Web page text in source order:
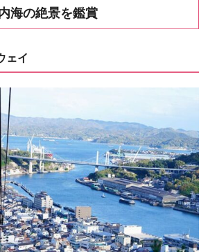
海の絶景を鑑賞
ェイ